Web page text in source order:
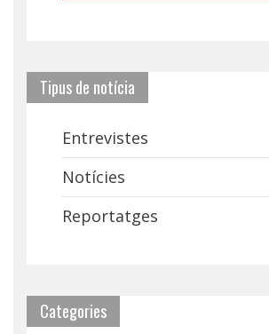
Tipus de notícia
Entrevistes
Notícies
Reportatges
Categories